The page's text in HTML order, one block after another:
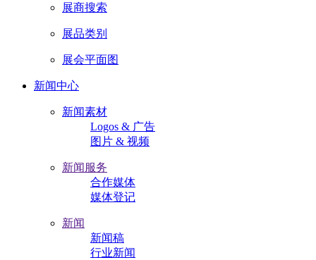
展商搜索
展品类别
展会平面图
新闻中心
新闻素材
Logos & 广告
图片 & 视频
新闻服务
合作媒体
媒体登记
新闻
新闻稿
行业新闻